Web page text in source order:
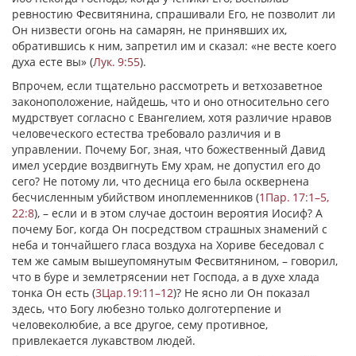
ревностию Фесвитянина, спрашивали Его, не позволит ли
Он низвести огонь на самарян, не принявших их,
обратившись к ним, запретил им и сказал: «не весте коего
духа есте вы» (Лук. 9:55).
Впрочем, если тщательно рассмотреть и ветхозаветное
законоположение, найдешь, что и оно относительно сего
мудрствует согласно с Евангелием, хотя различие нравов
человеческого естества требовало различия и в
управлении. Почему Бог, зная, что божественный Давид
имел усердие воздвигнуть Ему храм, не допустил его до
сего? Не потому ли, что десница его была осквернена
бесчисленным убийством иноплеменников (1Пар. 17:1–5,
22:8), – если и в этом случае достоин вероятия Иосиф? А
почему Бог, когда Он посредством страшных знамений с
неба и тончайшего гласа воздуха на Хориве беседовал с
тем же самым вышеупомянутым Фесвитянином, – говорил,
что в буре и землетрясении нет Господа, а в духе хлада
тонка Он есть (3Цар.19:11–12)? Не ясно ли Он показал
здесь, что Богу любезно только долготерпение и
человеколюбие, а все другое, сему противное,
привлекается лукавством людей.